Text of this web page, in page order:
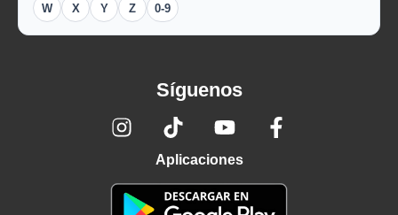
W X Y Z 0-9
Síguenos
Aplicaciones